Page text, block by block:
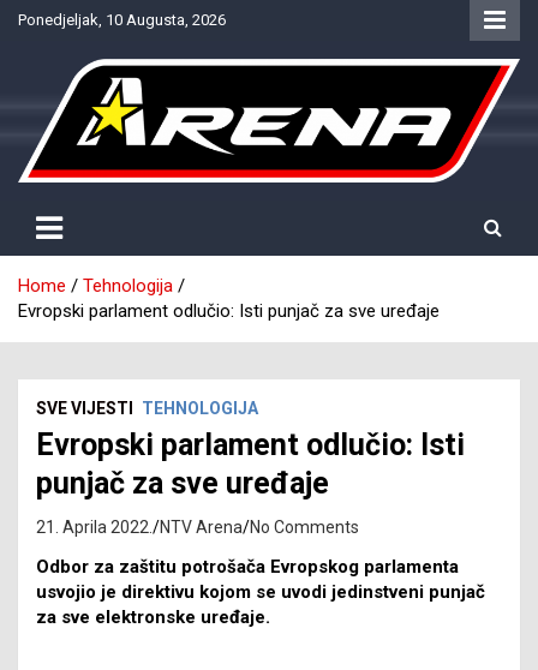
SkipPonedjeljak, 10 Augusta, 2026
NTV Arena
Home
Tehnologija
Evropski parlament odlučio: Isti punjač za sve uređaje
SVE VIJESTI TEHNOLOGIJA
Evropski parlament odlučio: Isti
punjač za sve uređaje
21. Aprila 2022. NTV Arena No Comments
Odbor za zaštitu potrošača Evropskog parlamenta
usvojio je direktivu kojom se uvodi jedinstveni punjač
za sve elektronske uređaje.